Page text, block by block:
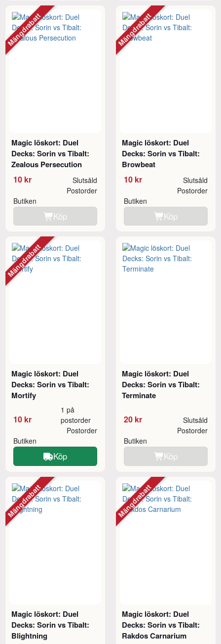
Magic löskort: Duel
Decks: Sorin vs Tibalt:
Zealous Persecution
10 kr Slutsåld
Butiken
Postorder
Köp
Mängdrabatt
Magic löskort: Duel
Decks: Sorin vs Tibalt:
Browbeat
10 kr Slutsåld
Butiken
Postorder
Köp
Mängdrabatt
Magic löskort: Duel
Decks: Sorin vs Tibalt:
Mortify
10 kr
1 på
postorder
Butiken
Postorder
Köp
Mängdrabatt
Magic löskort: Duel
Decks: Sorin vs Tibalt:
Terminate
20 kr Slutsåld
Butiken
Postorder
Köp
Magic löskort: Duel
Decks: Sorin vs Tibalt:
Blightning
Mängdrabatt
Magic löskort: Duel
Decks: Sorin vs Tibalt:
Rakdos Carnarium
Mängdrabatt